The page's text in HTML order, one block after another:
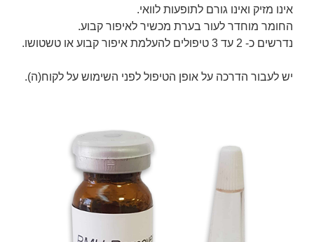
אינו מזיק ואינו גורם לתופעות לוואי.
החומר מוחדר לעור בערת מכשיר לאיפור קבוע.
נדרשים כ- 2 עד 3 טיפולים להעלמת איפור קבוע או טשטושו.
יש לעבור הדרכה על אופן הטיפול לפני השימוש על לקוח(ה).